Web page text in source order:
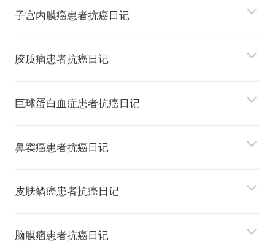
⼦宫内膜癌患者抗癌日记
胶质瘤患者抗癌日记
巨球蛋⽩⾎症患者抗癌日记
⿐窦癌患者抗癌日记
⽪肤鳞癌患者抗癌日记
脑膜瘤患者抗癌日记